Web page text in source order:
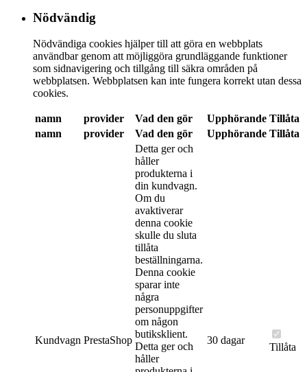
Nödvändig
Nödvändiga cookies hjälper till att göra en webbplats
användbar genom att möjliggöra grundläggande funktioner
som sidnavigering och tillgång till säkra områden på
webbplatsen. Webbplatsen kan inte fungera korrekt utan dessa
cookies.
namn provider Vad den gör Upphörande Tillåta
namn
provider Vad den gör Upphörande Tillåta
Kundvagn PrestaShop
Detta ger och
håller
produkterna i
din kundvagn.
Om du
avaktiverar
denna cookie
skulle du sluta
tillåta
beställningarna.
Denna cookie
sparar inte
några
personuppgifter
om någon
butiksklient.
Detta ger och
håller
30 dagar
Tillåta